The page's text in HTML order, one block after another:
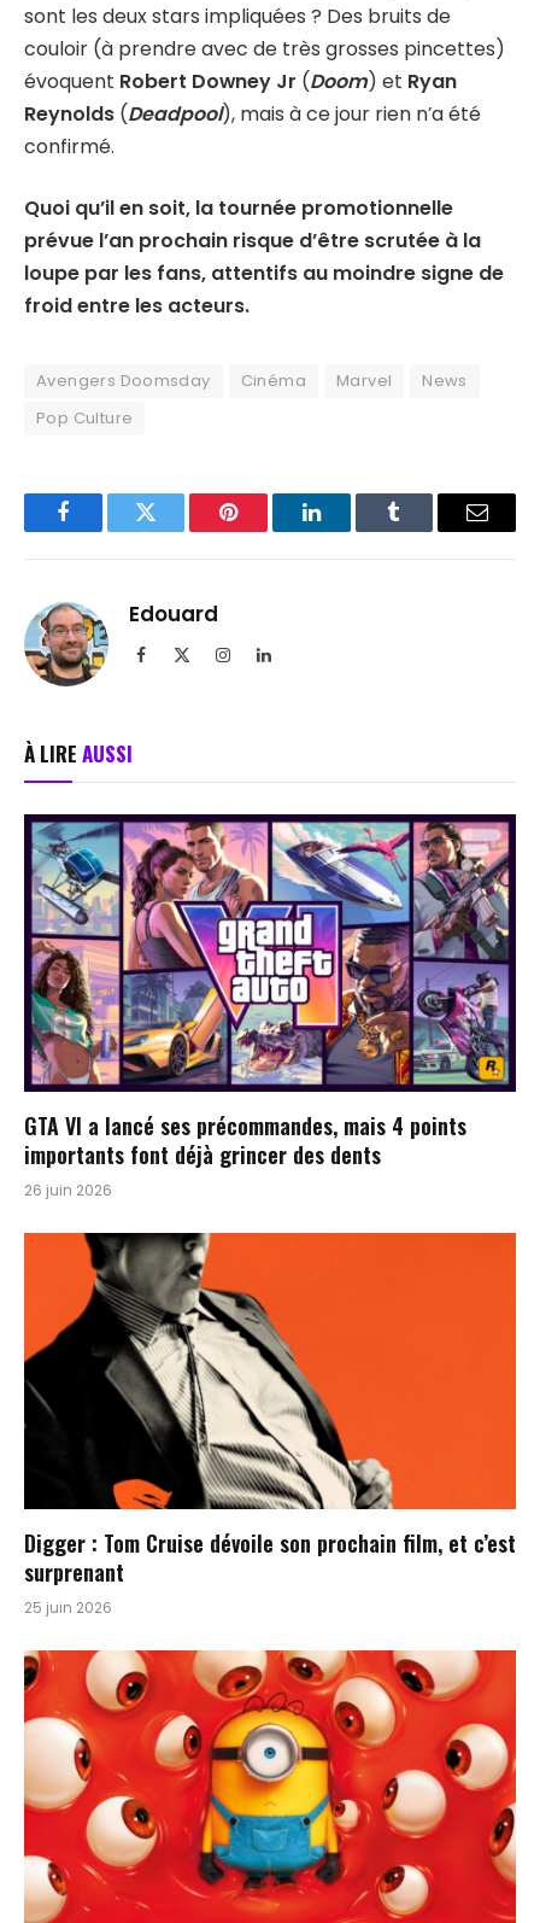
sont les deux stars impliquées ? Des bruits de
couloir (à prendre avec de très grosses pincettes)
évoquent Robert Downey Jr (Doom) et Ryan
Reynolds (Deadpool), mais à ce jour rien n’a été
confirmé.
Quoi qu’il en soit, la tournée promotionnelle
prévue l’an prochain risque d’être scrutée à la
loupe par les fans, attentifs au moindre signe de
froid entre les acteurs.
Avengers Doomsday Cinéma Marvel
News
Pop Culture
FacebookTwitter Pinterest LinkedInTumblr Email
Edouard
Facebook InstagramLinkedIn
À LIRE AUSSI
GTA VI a lancé ses précommandes, mais 4 points
importants font déjà grincer des dents
26 juin 2026
Digger : Tom Cruise dévoile son prochain film, et c’est
surprenant
25 juin 2026